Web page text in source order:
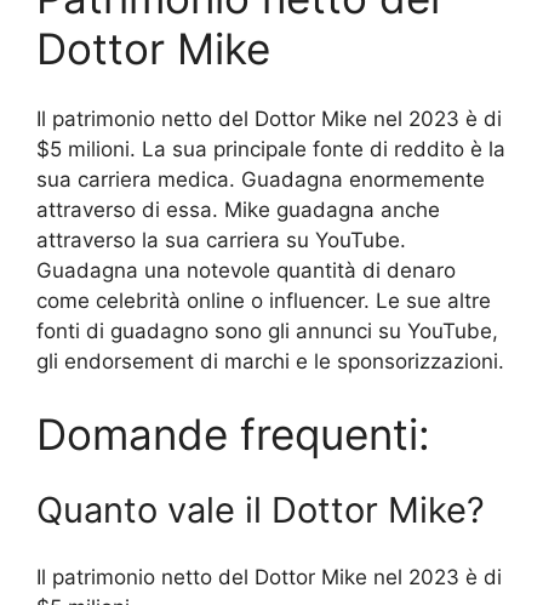
Dottor Mike
Il patrimonio netto del Dottor Mike nel 2023 è di
$5 milioni. La sua principale fonte di reddito è la
sua carriera medica. Guadagna enormemente
attraverso di essa. Mike guadagna anche
attraverso la sua carriera su YouTube.
Guadagna una notevole quantità di denaro
come celebrità online o influencer. Le sue altre
fonti di guadagno sono gli annunci su YouTube,
gli endorsement di marchi e le sponsorizzazioni.
Domande frequenti:
Quanto vale il Dottor Mike?
Il patrimonio netto del Dottor Mike nel 2023 è di